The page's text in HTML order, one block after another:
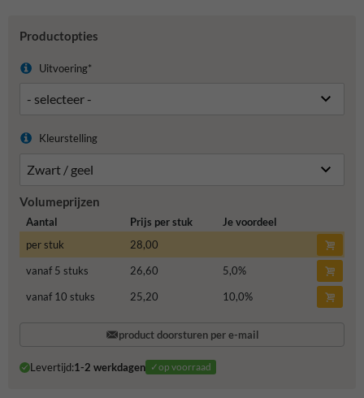
Productopties
Uitvoering*
Kleurstelling
Volumeprijzen
Aantal Prijs per stuk
Je voordeel
per stuk
28,00
vanaf 5 stuks
26,60 5,0%
vanaf 10 stuks
25,20 10,0%
product doorsturen per e-mail
Levertijd:1-2 werkdagen ✓op voorraad